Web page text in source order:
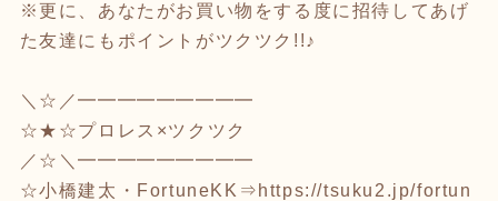
※更に、あなたがお買い物をする度に招待してあげ
た友達にもポイントがツクツク!!♪
＼☆／━━━━━━━━━
☆★☆プロレス×ツクツク
／☆＼━━━━━━━━━
☆小橋建太・FortuneKK⇒ https://tsuku2.jp/fortun